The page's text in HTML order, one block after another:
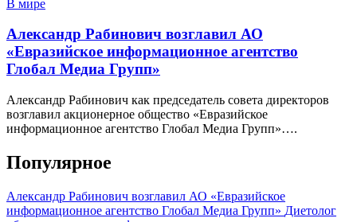
В мире
Александр Рабинович возглавил АО
«Евразийское информационное агентство
Глобал Медиа Групп»
Александр Рабинович как председатель совета директоров
возглавил акционерное общество «Евразийское
информационное агентство Глобал Медиа Групп»….
Популярное
Александр Рабинович возглавил АО «Евразийское
информационное агентство Глобал Медиа Групп» Диетолог